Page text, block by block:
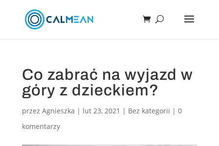
Co zabrać na wyjazd w
góry z dzieckiem?
przez Agnieszka | lut 23, 2021 | Bez kategorii | 0
komentarzy